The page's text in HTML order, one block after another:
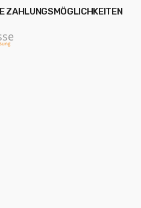
ZAHLUNGSMÖGLICHKEITEN